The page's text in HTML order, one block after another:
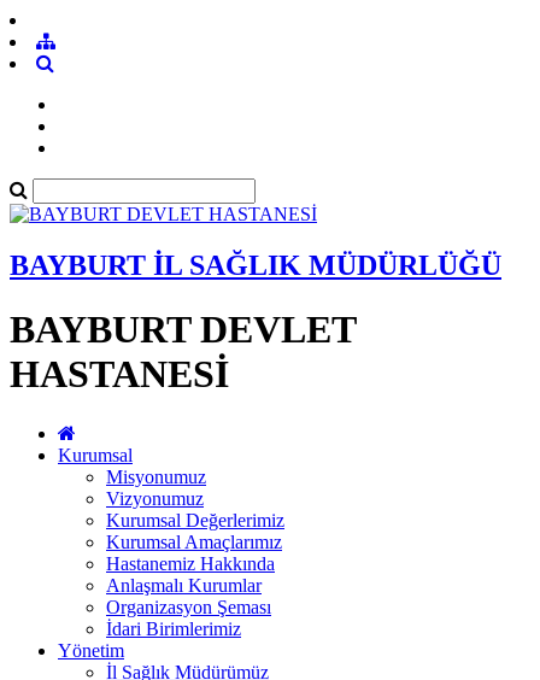
BAYBURT İL SAĞLIK MÜDÜRLÜĞÜ
BAYBURT DEVLET
HASTANESİ
Kurumsal
Misyonumuz
Vizyonumuz
Kurumsal Değerlerimiz
Kurumsal Amaçlarımız
Hastanemiz Hakkında
Anlaşmalı Kurumlar
Organizasyon Şeması
İdari Birimlerimiz
Yönetim
İl Sağlık Müdürümüz